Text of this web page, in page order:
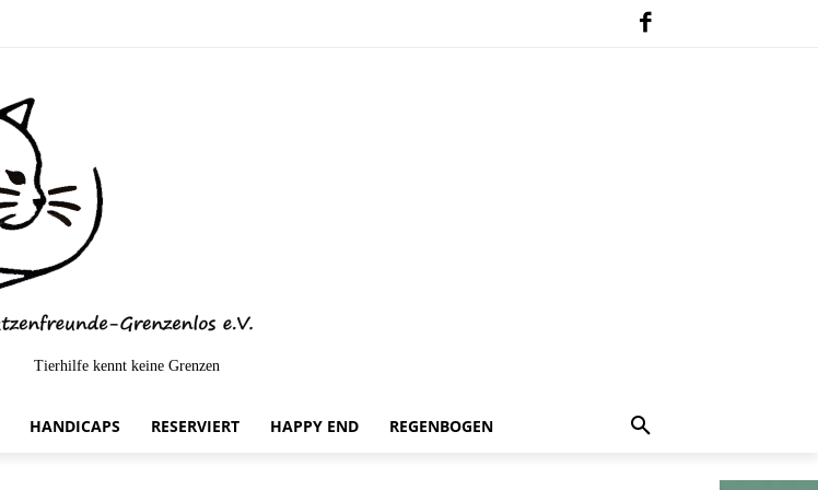
Tierhilfe kennt keine Grenzen
HANDICAPS RESERVIERT HAPPY END REGENBOGEN